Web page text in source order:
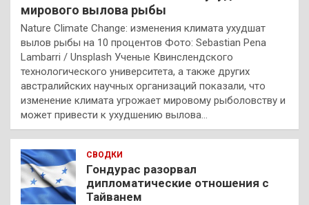
мирового вылова рыбы
Nature Climate Change: изменения климата ухудшат
вылов рыбы на 10 процентов Фото: Sebastian Pena
Lambarri / Unsplash Ученые Квинслендского
технологического университета, а также других
австралийских научных организаций показали, что
изменение климата угрожает мировому рыболовству и
может привести к ухудшению вылова…
СВОДКИ
Гондурас разорвал
дипломатические отношения с
Тайванем